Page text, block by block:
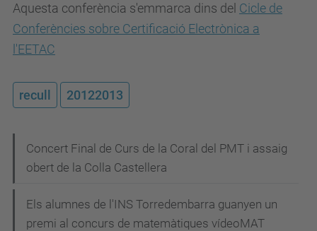
Aquesta conferència s'emmarca dins del Cicle de
Conferències sobre Certificació Electrònica a
l'EETAC
recull 20122013
Concert Final de Curs de la Coral del PMT i assaig
obert de la Colla Castellera
Els alumnes de l'INS Torredembarra guanyen un
premi al concurs de matemàtiques vídeoMAT